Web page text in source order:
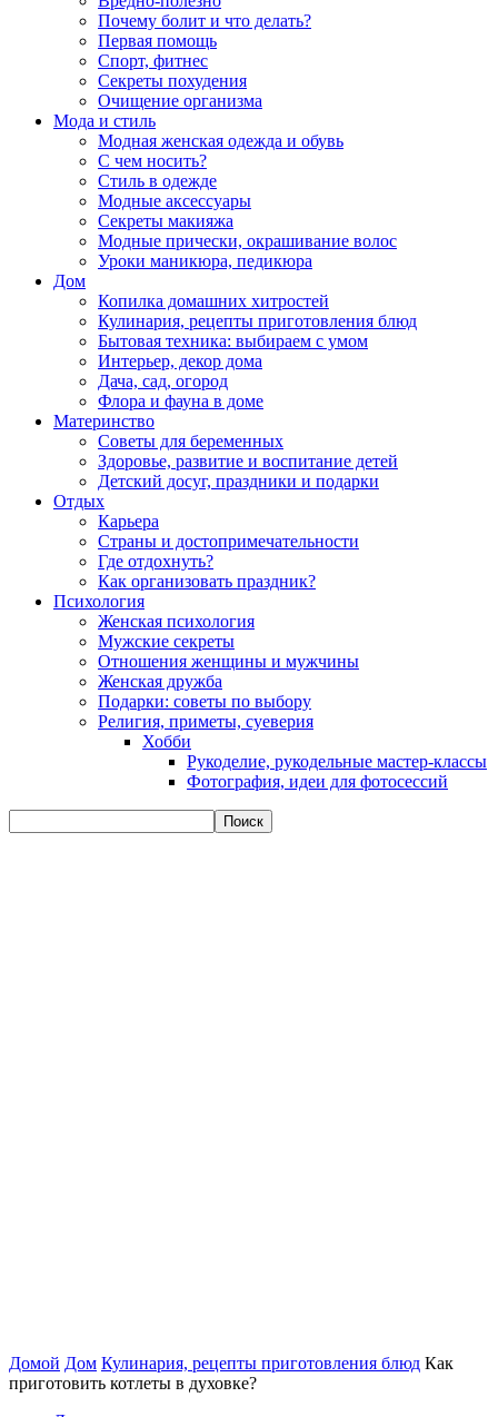
Почему болит и что делать?
Первая помощь
Спорт, фитнес
Секреты похудения
Очищение организма
Мода и стиль
Модная женская одежда и обувь
С чем носить?
Стиль в одежде
Модные аксессуары
Секреты макияжа
Модные прически, окрашивание волос
Уроки маникюра, педикюра
Дом
Копилка домашних хитростей
Кулинария, рецепты приготовления блюд
Бытовая техника: выбираем с умом
Интерьер, декор дома
Дача, сад, огород
Флора и фауна в доме
Материнство
Советы для беременных
Здоровье, развитие и воспитание детей
Детский досуг, праздники и подарки
Отдых
Карьера
Страны и достопримечательности
Где отдохнуть?
Как организовать праздник?
Психология
Женская психология
Мужские секреты
Отношения женщины и мужчины
Женская дружба
Подарки: советы по выбору
Религия, приметы, суеверия
Хобби
Рукоделие, рукодельные мастер-классы
Фотография, идеи для фотосессий
Домой Дом Кулинария, рецепты приготовления блюд Как
приготовить котлеты в духовке?